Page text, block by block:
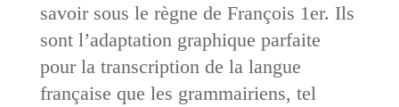
savoir sous le règne de François 1er. Ils
sont l’adaptation graphique parfaite
pour la transcription de la langue
française que les grammairiens, tel